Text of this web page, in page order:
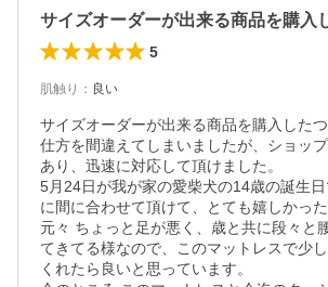
5
肌触り ： 良い
サイズオーダーが出来る商品を購入した
仕方を間違えてしまいましたが、ショッ
あり、迅速に対応して頂けました。
5月24日が我が家の愛柴犬の14歳の誕生
に間に合わせて頂けて、とても嬉しかった
元々 ちょっと足が悪く、歳と共に段々と
てきてる様なので、このマットレスで少
くれたら良いと思っています。